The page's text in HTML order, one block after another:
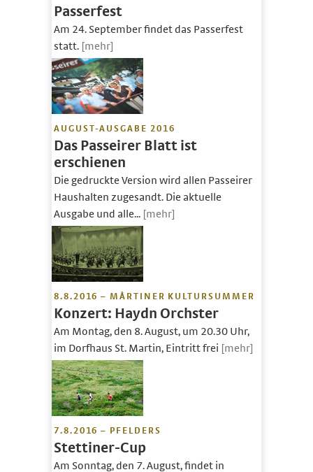
Passerfest
Am 24. September findet das Passerfest
statt. [mehr]
AUGUST-AUSGABE 2016
Das Passeirer Blatt ist
erschienen
Die gedruckte Version wird allen Passeirer
Haushalten zugesandt. Die aktuelle
Ausgabe und alle... [mehr]
8.8.2016 – MÅRTINER KULTURSUMMER
Konzert: Haydn Orchster
Am Montag, den 8. August, um 20.30 Uhr,
im Dorfhaus St. Martin, Eintritt frei [mehr]
7.8.2016 – PFELDERS
Stettiner-Cup
Am Sonntag, den 7. August, findet in